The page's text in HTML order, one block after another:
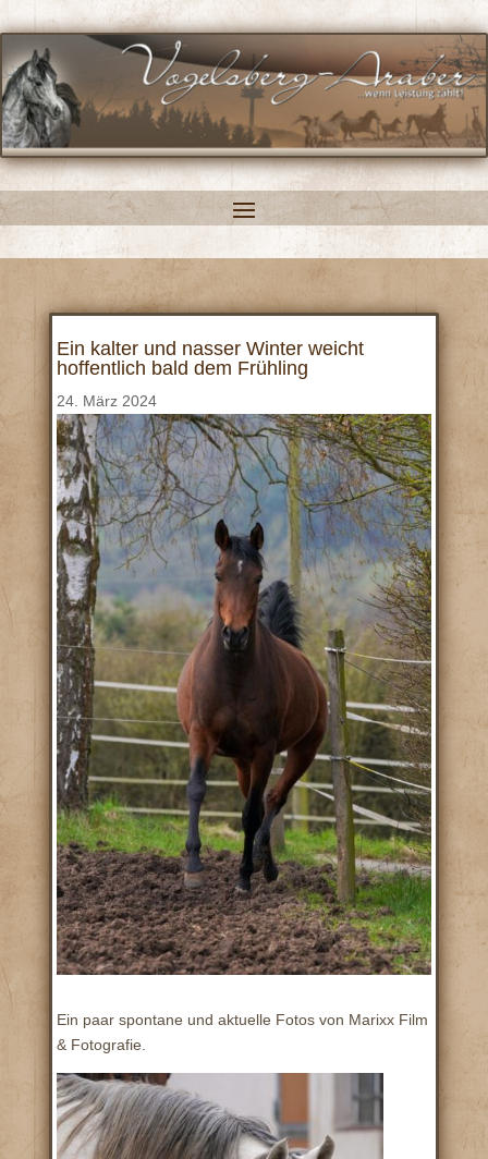
Ein kalter und nasser Winter weicht
hoffentlich bald dem Frühling
24. März 2024
Ein paar spontane und aktuelle Fotos von Marixx Film
& Fotografie.